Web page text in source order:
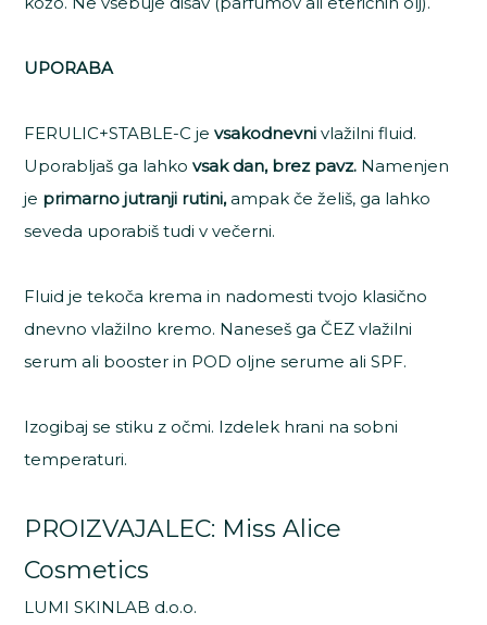
UPORABA
FERULIC+STABLE-C jevsakodnevni vlažilni fluid.
Uporabljaš ga lahko vsak dan, brez pavz. Namenjen
je primarno jutranji rutini,ampak če želiš, ga lahko
seveda uporabiš tudi v večerni.
Fluid je tekoča krema in nadomesti tvojo klasično
dnevno vlažilno kremo. Naneseš ga ČEZ vlažilni
serum ali booster in POD oljne serume ali SPF.
Izogibaj se stiku z očmi. Izdelek hrani na sobni
temperaturi.
PROIZVAJALEC: Miss Alice
Cosmetics
LUMI SKINLAB d.o.o.